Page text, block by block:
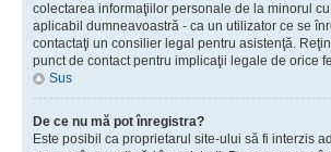
colectarea informaţiilor personale de la minorul
aplicabil dumneavoastră - ca un utilizator ce se
contactaţi un consilier legal pentru asistenţă.
punct de contact pentru implicaţii legale de orice
Sus
De ce nu mă pot înregistra?
Este posibil ca proprietarul site-ului să fi interzis